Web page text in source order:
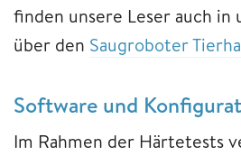
finden unsere Leser auch
über den Saugroboter
Software und
Im Rahmen der Härtetests